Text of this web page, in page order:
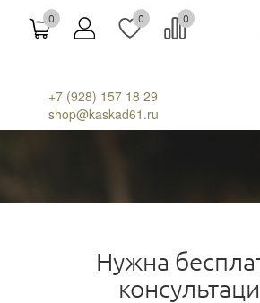
0 0 0
+7 (928) 157 18 29
shop@kaskad61.ru
Нужна